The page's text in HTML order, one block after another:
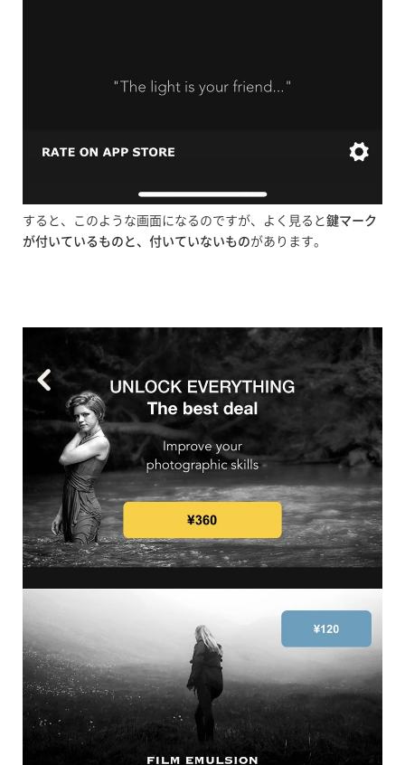
すると、このような画面になるのですが、よく見ると 鍵マーク
が付いているものと、付いていないものがあります。